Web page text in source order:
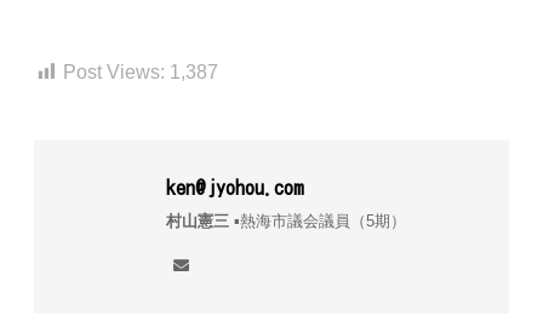
Post Views: 1,387
ken@jyohou.com
村山憲三▪︎熱海市議会議員（5期）